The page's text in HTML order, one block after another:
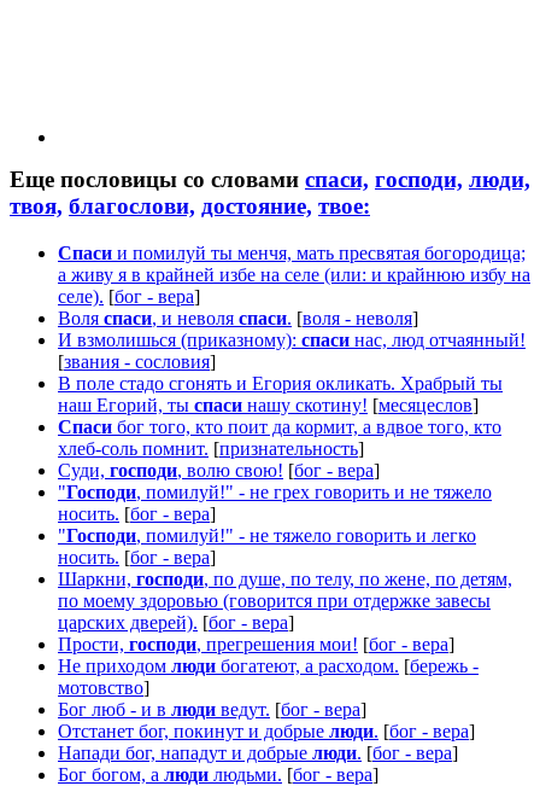
Еще пословицы со словами спаси, господи, люди,
твоя, благослови, достояние, твое:
Спаси и помилуй ты менчя, мать пресвятая богородица;
а живу я в крайней избе на селе (или: и крайнюю избу на
селе). [бог - вера]
Воля спаси, и неволя спаси. [воля - неволя]
И взмолишься (приказному): спаси нас, люд отчаянный!
[звания - сословия]
В поле стадо сгонять и Егория окликать. Храбрый ты
наш Егорий, ты спаси нашу скотину! [месяцеслов]
Спаси бог того, кто поит да кормит, а вдвое того, кто
хлеб-соль помнит. [признательность]
Суди, господи, волю свою! [бог - вера]
"Господи, помилуй!" - не грех говорить и не тяжело
носить. [бог - вера]
"Господи, помилуй!" - не тяжело говорить и легко
носить. [бог - вера]
Шаркни, господи, по душе, по телу, по жене, по детям,
по моему здоровью (говорится при отдержке завесы
царских дверей). [бог - вера]
Прости, господи, прегрешения мои! [бог - вера]
Не приходом люди богатеют, а расходом. [бережь -
мотовство]
Бог люб - и в люди ведут. [бог - вера]
Отстанет бог, покинут и добрые люди. [бог - вера]
Напади бог, нападут и добрые люди. [бог - вера]
Бог богом, а люди людьми. [бог - вера]